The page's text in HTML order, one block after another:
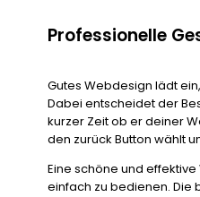
Professionelle
Gutes Webdesign lädt
Dabei entscheidet der
kurzer Zeit ob er deiner
den zurück Button wählt
Eine schöne und
einfach zu bedienen. Die